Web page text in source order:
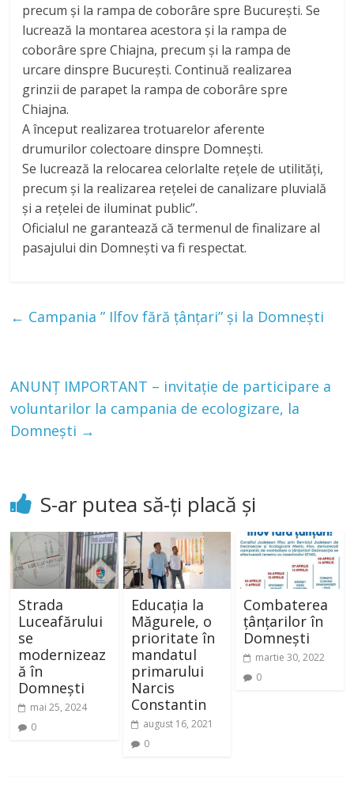
precum și la rampa de coborâre spre București. Se
lucrează la montarea acestora și la rampa de
coborâre spre Chiajna, precum și la rampa de
urcare dinspre București. Continuă realizarea
grinzii de parapet la rampa de coborâre spre
Chiajna.
A început realizarea trotuarelor aferente
drumurilor colectoare dinspre Domnești.
Se lucrează la relocarea celorlalte rețele de utilități,
precum și la realizarea rețelei de canalizare pluvială
și a rețelei de iluminat public”.
Oficialul ne garantează că termenul de finalizare al
pasajului din Domnești va fi respectat.
← Campania ” Ilfov fără țânțari” și la Domnești
ANUNȚ IMPORTANT – invitație de participare a
voluntarilor la campania de ecologizare, la
Domnești →
S-ar putea să-ți placă și
Strada
Luceafărului
se
modernizeaz
ă în
Domnești
mai 25, 2024
0
Educația la
Măgurele, o
prioritate în
mandatul
primarului
Narcis
Constantin
august 16, 2021
0
Combaterea
țânțarilor în
Domnești
martie 30, 2022
0